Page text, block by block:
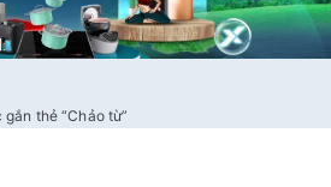
dụng|Nhà
bếp|Điện
thẻ “Chảo từ”